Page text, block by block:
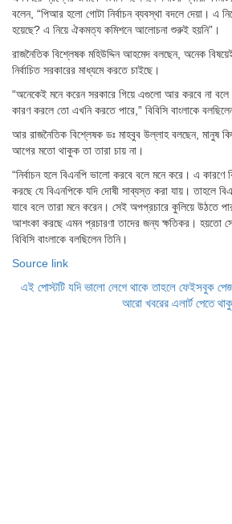
বলেন, “পিআর হলো গোটা নির্বাচন ব্যবস্থা বদলে দেয়া। এ
হয়েছে? এ নিয়ে ঐকমত্য কমিশনে আলোচনা শুরুই হয়নি”।
রাজনৈতিক বিশ্লেষক মহিউদ্দিন আহমেদ বলছেন, অনেক
নির্বাচিত সরকারের মাধ্যমে করতে চাইছে।
“অনেকেই মনে করেন সরকারে গিয়ে এগুলো আর করবে না বলে
কারণ করলে তো এখনি করতে পারে,” বিবিসি বাংলাকে
আর রাজনৈতিক বিশ্লেষক ডঃ মাহবুব উল্লাহ বলছেন, মানুষ
আগের মতো থাকুক তা তারা চায় না।
“নির্বাচন হলে বিএনপি ভালো করবে বলে মনে করে। এ কারণে
করছে যে বিএনপিকে যদি দোষী সাব্যস্ত করা যায়। তাহলে
যাবে বলে তারা মনে করেন। সেই অপপ্রচারে কুলিয়ে উঠতে
আশংকা করছে এমন প্রচারণা তাদের জন্য ক্ষতিকর। হয়তো
বিবিসি বাংলাকে বলছিলেন তিনি।
Source link
এই পোস্টটি যদি ভালো লেগে থাকে তাহলে ফেইসবুক
আরো খবরের এলার্ট পেতে